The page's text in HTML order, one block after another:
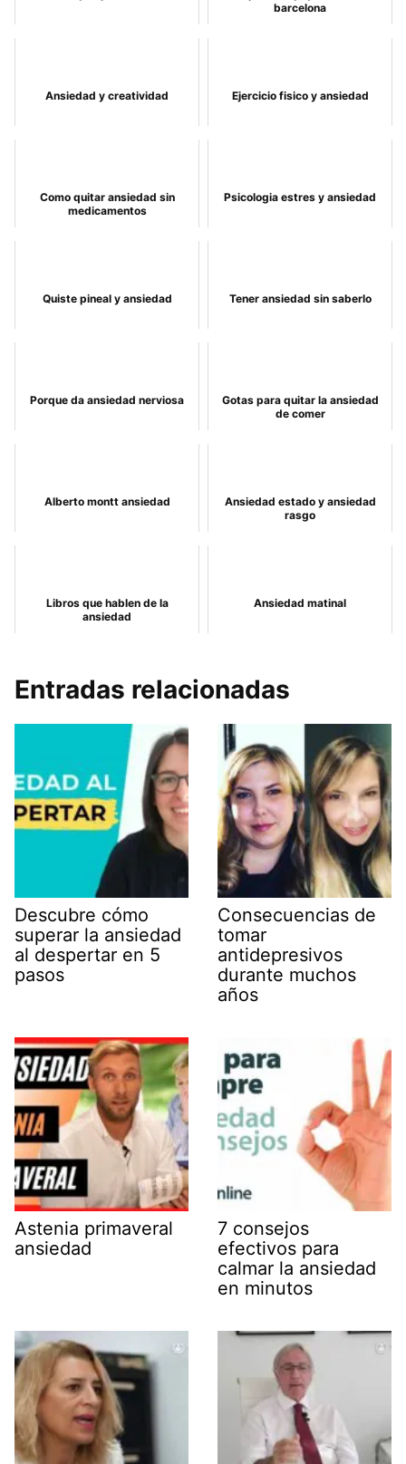
barcelona
Ansiedad y creatividad Ejercicio fisico y ansiedad
Como quitar ansiedad sin
medicamentos
Psicologia estres y ansiedad
Quiste pineal y ansiedad Tener ansiedad sin saberlo
Porque da ansiedad nerviosa
Gotas para quitar la ansiedad
de comer
Alberto montt ansiedad
Ansiedad estado y ansiedad
rasgo
Libros que hablen de la
ansiedad
Ansiedad matinal
Entradas relacionadas
Descubre cómo
superar la ansiedad
al despertar en 5
pasos
Consecuencias de
tomar
antidepresivos
durante muchos
años
Astenia primaveral
ansiedad
7 consejos
efectivos para
calmar la ansiedad
en minutos